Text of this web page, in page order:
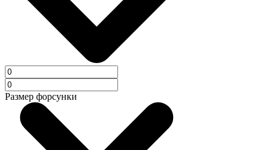
Размер форсунки